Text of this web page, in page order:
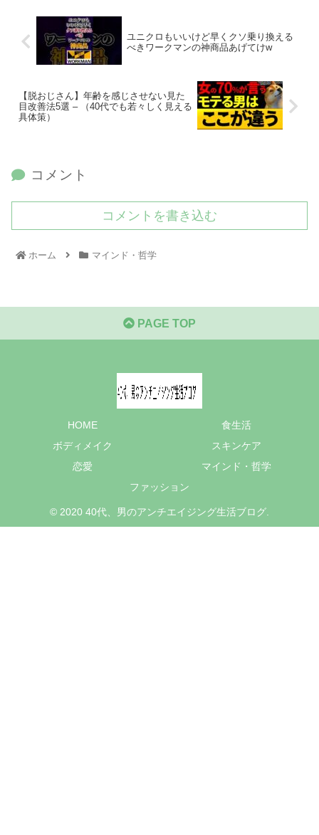
ユニクロもいいけど早くクソ乗り換える
べきワークマンの神商品あげてけw
【脱おじさん】年齢を感じさせない見た
目改善法5選 – （40代でも若々しく見える
具体策）
コメント
コメントを書き込む
ホーム マインド・哲学
PAGE TOP
HOME
食生活
ボディメイク
スキンケア
恋愛
マインド・哲学
ファッション
© 2020 40代、男のアンチエイジング生活ブログ.